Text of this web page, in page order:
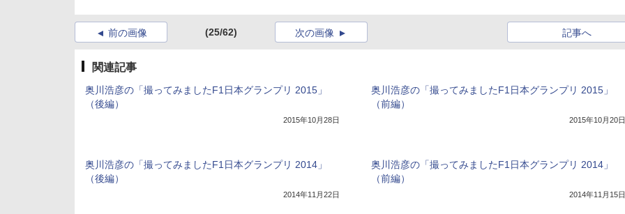
前の画像 (25/62) 記事へ
次の画像
関連記事
奥川浩彦の「撮ってみましたF1日本グランプリ 2015」
（後編）
2015年10月28日
奥川浩彦の「撮ってみましたF1日本グランプリ 2015」
（前編）
2015年10月20日
奥川浩彦の「撮ってみましたF1日本グランプリ 2014」
（後編）
2014年11月22日
奥川浩彦の「撮ってみましたF1日本グランプリ 2014」
（前編）
2014年11月15日